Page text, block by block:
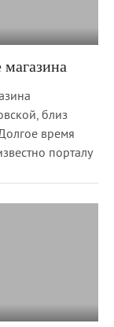
магазина
близ
время
порталу